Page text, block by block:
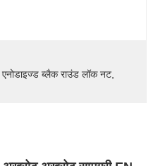
एनोडाइज्ड ब्लैक राउंड लॉक नट